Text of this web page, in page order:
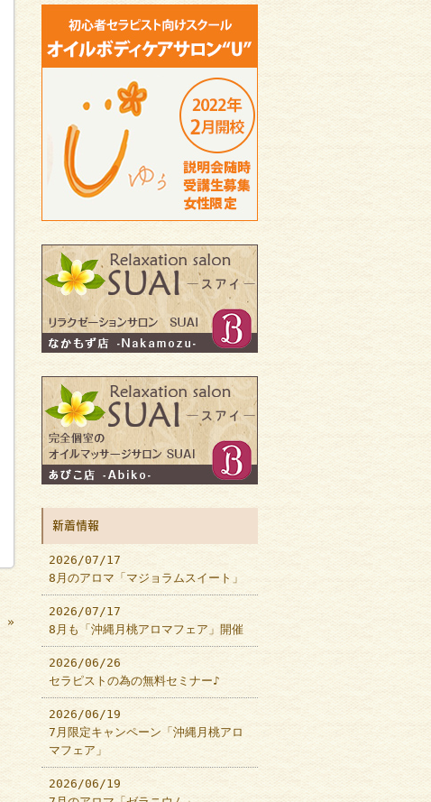
»
新着情報
2026/07/17
8月のアロマ「マジョラムスイート」
2026/07/17
8月も「沖縄月桃アロマフェア」開催
2026/06/26
セラピストの為の無料セミナー♪
2026/06/19
7月限定キャンペーン「沖縄月桃アロ
マフェア」
2026/06/19